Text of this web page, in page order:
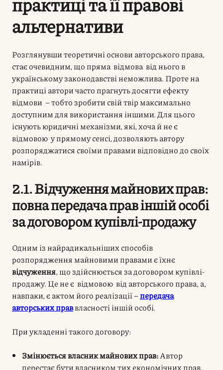
альтернативи
Розглянувши теоретичні основи авторського права,
стає очевидним, що пряма відмова від нього в
українському законодавстві неможлива. Проте на
практиці автори часто прагнуть досягти ефекту
відмови – тобто зробити свій твір максимально
доступним для використання іншими. Для цього
існують юридичні механізми, які, хоча й не є
відмовою у прямому сенсі, дозволяють автору
розпоряджатися своїми правами відповідно до своїх
намірів.
2.1. Відчуження майнових прав:
повна передача прав іншій особі
за договором купівлі-продажу
Одним із найрадикальніших способів
розпорядження майновими правами є їхнє
відчуження, що здійснюється за договором купівлі-
продажу. Це не є відмовою від авторського права, а,
навпаки, є актом його реалізації –передача
авторських праввласності іншій особі.
При укладенні такого договору:
Змінюється власник майнових прав:Автор
перестає бути власником тих економічних прав,